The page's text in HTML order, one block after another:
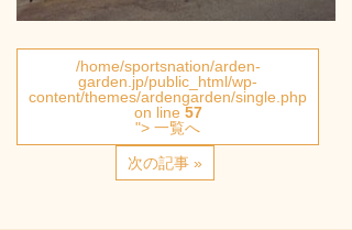
/home/sportsnation/arden-
garden.jp/public_html/wp-
content/themes/ardengarden/single.php
on line 57
"> 一覧へ
次の記事 »